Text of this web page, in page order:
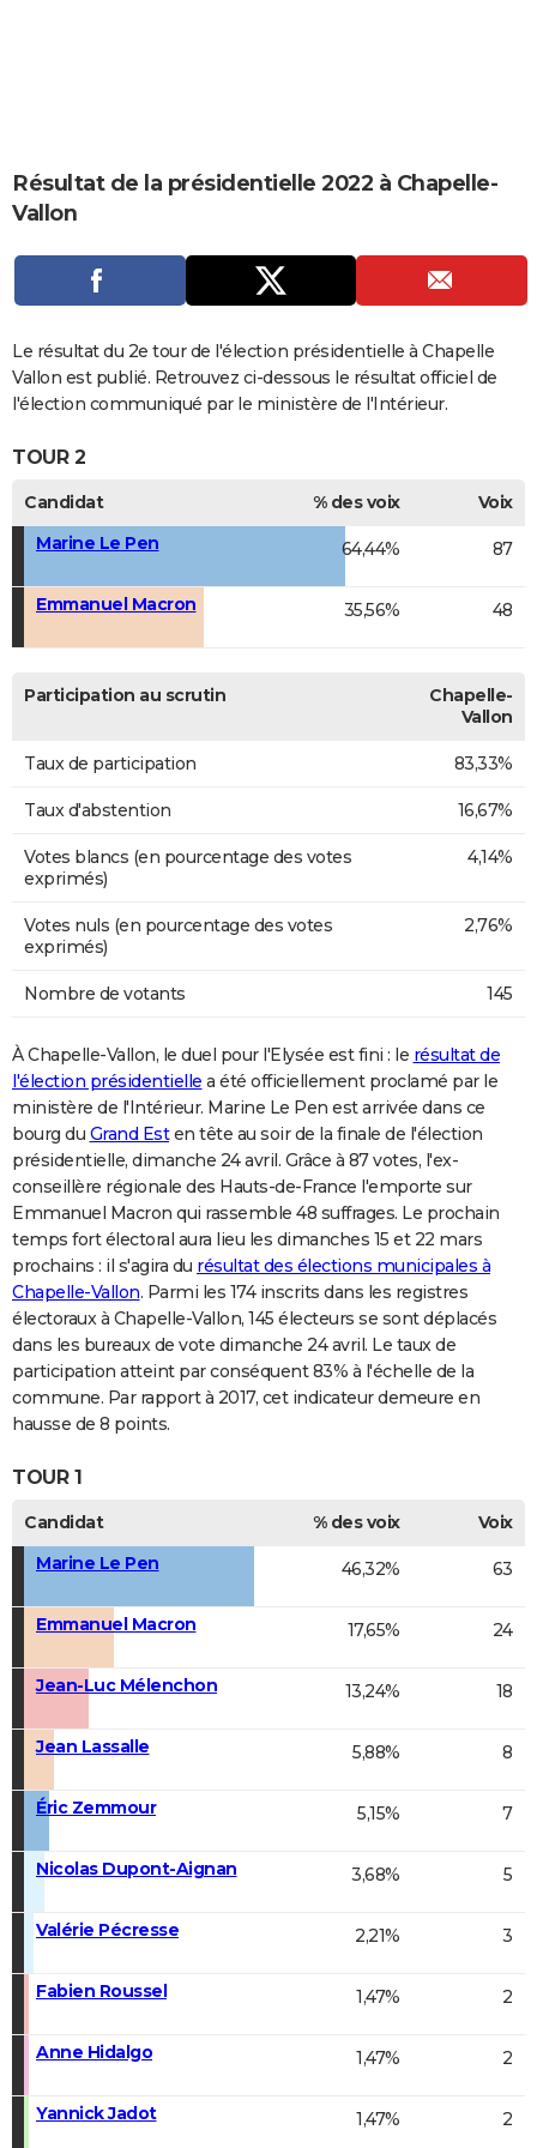
CARTE DE VOEUX
Carte de Noël
Carte Bonne année
Carte Saint-Valentin
Carte Pâques
Carte d'anniversaire
DICTIONNAIRE
Dictionnaire
Biographies
Expressions
Proverbes
PROGRAMME TV
S'inscrire
Se connecter
Lycées
Collèges
Primaires
Universités
Entreprises
Service militaire
Avis de recherche
AVIS DE DÉCÈS
Bricolage
Lifestyle
Culture
Sport
Auto
Television
Voyage
Cinema
Résultat de la présidentielle 2022 à Chapelle-
Vallon
Le résultat du 2e tour de l'élection présidentielle à Chapelle
Vallon est publié. Retrouvez ci-dessous le résultat officiel de
l'élection communiqué par le ministère de l'Intérieur.
TOUR 2
Candidat % des voix
Voix
Marine Le Pen
64,44% 87
Emmanuel Macron 35,56% 48
Participation au scrutin
Chapelle-
Vallon
Taux de participation 83,33%
Taux d'abstention 16,67%
Votes blancs (en pourcentage des votes
exprimés)
4,14%
Votes nuls (en pourcentage des votes
exprimés)
2,76%
Nombre de votants 145
À Chapelle-Vallon, le duel pour l'Elysée est fini : le résultat de
l'élection présidentielle a été officiellement proclamé par le
ministère de l'Intérieur. Marine Le Pen est arrivée dans ce
bourg du Grand Esten tête au soir de la finale de l'élection
présidentielle, dimanche 24 avril. Grâce à 87 votes, l'ex-
conseillère régionale des Hauts-de-France l'emporte sur
Emmanuel Macron qui rassemble 48 suffrages. Le prochain
temps fort électoral aura lieu les dimanches 15 et 22 mars
prochains : il s'agira du résultat des élections municipales à
Chapelle-Vallon. Parmi les 174 inscrits dans les registres
électoraux à Chapelle-Vallon, 145 électeurs se sont déplacés
dans les bureaux de vote dimanche 24 avril. Le taux de
participation atteint par conséquent 83% à l'échelle de la
commune. Par rapport à 2017, cet indicateur demeure en
hausse de 8 points.
TOUR 1
Candidat % des voix
Voix
Marine Le Pen
46,32% 63
Emmanuel Macron 17,65% 24
Jean-Luc Mélenchon 13,24% 18
Jean Lassalle 5,88% 8
Éric Zemmour 5,15% 7
Nicolas Dupont-Aignan 3,68% 5
Valérie Pécresse 2,21% 3
Fabien Roussel 1,47% 2
Anne Hidalgo 1,47% 2
Yannick Jadot 1,47% 2